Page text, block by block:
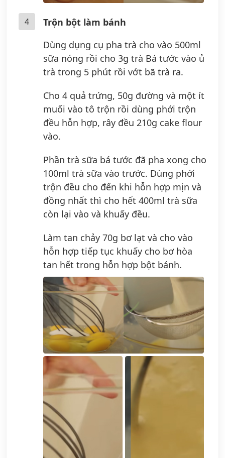
4
Trộn bột làm bánh
Dùng dụng cụ pha trà cho vào 500ml
sữa nóng rồi cho 3g trà Bá tước vào ủ
trà trong 5 phút rồi vớt bã trà ra.
Cho 4 quả trứng, 50g đường và một ít
muối vào tô trộn rồi dùng phới trộn
đều hỗn hợp, rây đều 210g cake flour
vào.
Phần trà sữa bá tước đã pha xong cho
100ml trà sữa vào trước. Dùng phới
trộn đều cho đến khi hỗn hợp mịn và
đồng nhất thì cho hết 400ml trà sữa
còn lại vào và khuấy đều.
Làm tan chảy 70g bơ lạt và cho vào
hỗn hợp tiếp tục khuấy cho bơ hòa
tan hết trong hỗn hợp bột bánh.